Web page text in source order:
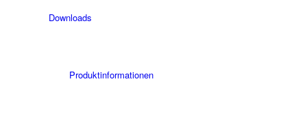
Downloads
Produktinformationen